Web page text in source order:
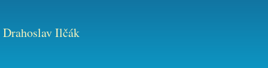
Drahoslav Ilčák